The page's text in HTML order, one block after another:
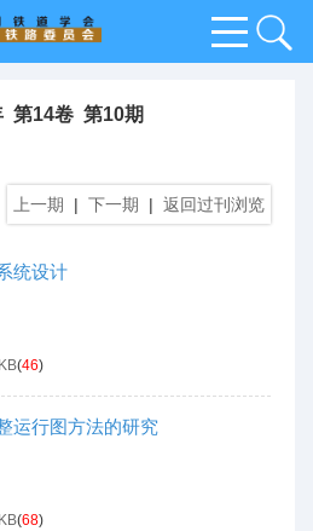
第14卷 第10期
上一期 | 下一期 | 返回过刊浏览
统设计
(46)
运行图方法的研究
(68)